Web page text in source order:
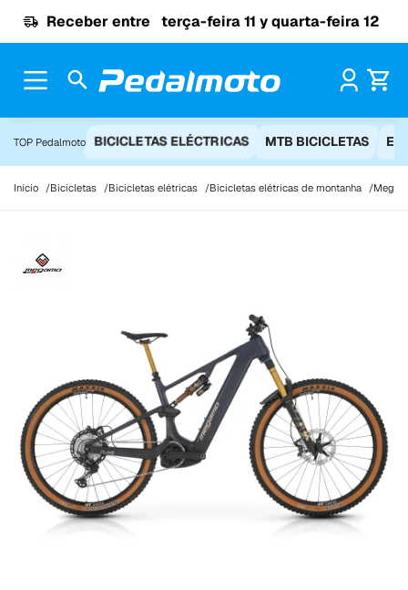
Receber entre terça-feira 11 y quarta-feira 12
TOP Pedalmoto BICICLETAS ELÉCTRICAS MTB BICICLETAS
Início Bicicletas Bicicletas elétricas Bicicletas elétricas de montanha